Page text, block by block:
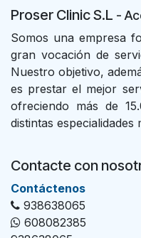
Proser Clinic S.L -
Somos una empresa
gran vocación de
Nuestro objetivo,
es prestar el mejor
ofreciendo más de
distintas especialidades
Contacte con
Con​tác​tenos
938638065
608082385